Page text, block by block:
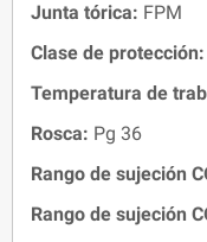
Junta tórica: FPM
Clase de protección:
Temperatura de
Rosca: Pg 36
Rango de sujeción
Rango de sujeción